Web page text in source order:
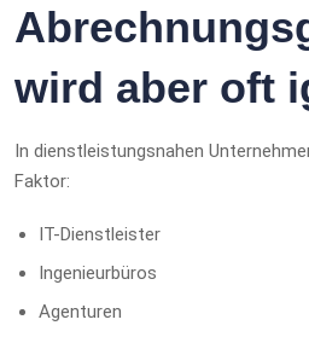
wird aber oft
In dienstleistungsnahen
Faktor:
IT-Dienstleister
Ingenieurbüros
Agenturen